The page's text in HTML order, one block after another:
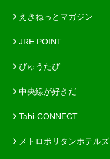
えきねっとマガジン
JRE POINT
びゅうたび
中央線が好きだ
Tabi-CONNECT
メトロポリタンホテルズ